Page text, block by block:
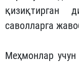
қизиқтирган
саволларга
Меҳмонлар учун